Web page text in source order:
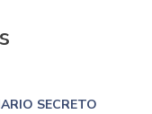
SECRETO